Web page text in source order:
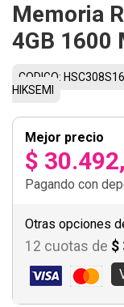
Memoria
4GB 1600
CODIGO:
HIKSEMI
Mejor precio
$
Pagando con
Otras opciones
12 cuotas de $